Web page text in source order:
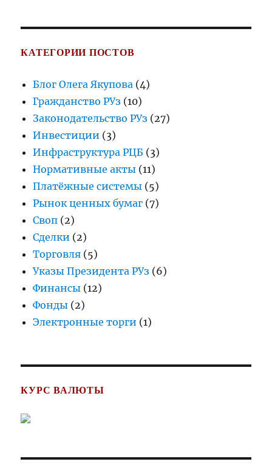
КАТЕГОРИИ ПОСТОВ
Блог Олега Якупова (4)
Гражданство РУз (10)
Законодательство РУз (27)
Инвестиции (3)
Инфраструктура РЦБ (3)
Нормативные акты (11)
Платёжные системы (5)
Рынок ценных бумаг (7)
Своп (2)
Сделки (2)
Торговля (5)
Указы Президента РУз (6)
Финансы (12)
Фонды (2)
Электронные торги (1)
КУРС ВАЛЮТЫ